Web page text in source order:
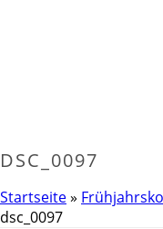
DSC_0097
Startseite»
dsc_0097